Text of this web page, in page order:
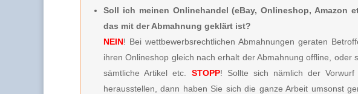
Soll ich meinen Onlinehandel (eBay, Onlineshop, Amazon
das mit der Abmahnung geklärt ist?
NEIN! Bei wettbewerbsrechtlichen Abmahnungen geraten
ihren Onlineshop gleich nach erhalt der Abmahnung offline, oder
sämtliche Artikel etc. STOPP! Sollte sich nämlich der
herausstellen, dann haben Sie sich die ganze Arbeit umsonst